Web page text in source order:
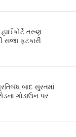
તરુણ
સજા ફટકારી
બાદ સુરતમાં
ગોડાઉન પર